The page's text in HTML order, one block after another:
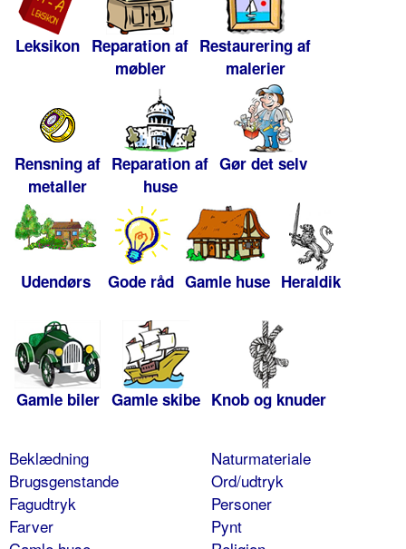
Leksikon Reparation af
møbler
Restaurering af
malerier
Rensning af
metaller
Reparation af
huse
Gør det selv
Udendørs Gode råd Gamle huse Heraldik
Gamle biler Gamle skibe Knob og knuder
Beklædning
Brugsgenstande
Fagudtryk
Farver
Naturmateriale
Ord/udtryk
Personer
Pynt